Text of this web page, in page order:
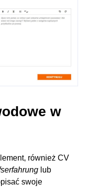
w
również CV
lub
swoje